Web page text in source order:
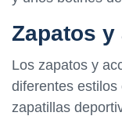
Zapatos
Los zapatos y
diferentes
zapatillas